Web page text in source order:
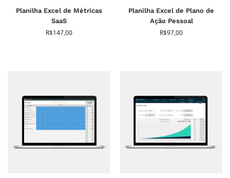
Planilha Excel de Métricas
SaaS
R$147,00
Planilha Excel de Plano de
Ação Pessoal
R$97,00